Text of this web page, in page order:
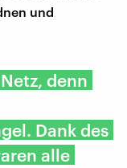
und
denn
Dank des
alle